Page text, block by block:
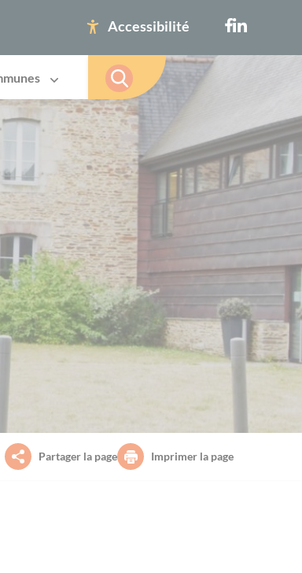
Accessibilité
Partager la page Imprimer la page